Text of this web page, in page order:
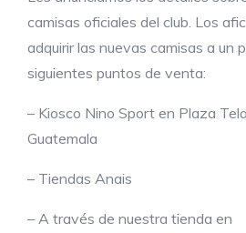
camisas oficiales del club. Los
adquirir las nuevas camisas a un
siguientes puntos de venta:
– Kiosco Nino Sport en Plaza
Guatemala
– Tiendas Anais
– A través de nuestra tienda en